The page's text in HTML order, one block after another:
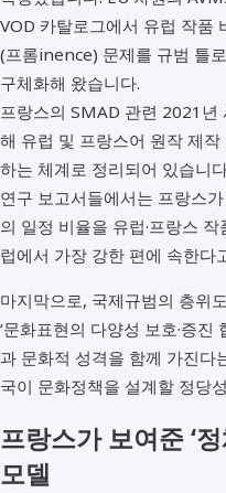
VOD 카탈로그에서 유럽 작품
(프롬inence) 문제를 규범 틀
구체화해 왔습니다.
프랑스의 SMAD 관련 2021년
해 유럽 및 프랑스어 원작 제
하는 체계로 정리되어 있습니
연구 보고서들에서는 프랑스
의 일정 비율을 유럽·프랑스
럽에서 가장 강한 편에 속한다
마지막으로, 국제규범의 층위
‘문화표현의 다양성 보호·증진
과 문화적 성격을 함께 가진다
국이 문화정책을 설계할 정당
프랑스가 보여준 ‘
모델